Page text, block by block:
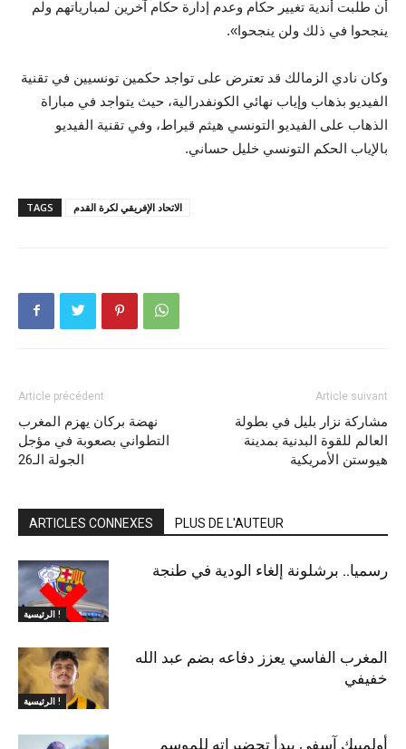
أن طلبت أندية تغيير حكام وعدم إدارة حكام آخرين لمبارياتهم ولم
ينجحوا في ذلك ولن ينجحوا».
وكان نادي الزمالك قد تعترض على تواجد حكمين تونسيين في تقنية
الفيديو بذهاب وإياب نهائي الكونفدرالية، حيث يتواجد في مباراة
الذهاب على الفيديو التونسي هيثم قيراط، وفي تقنية الفيديو
بالإياب الحكم التونسي خليل حساني.
TAGS الاتحاد الإفريقي لكرة القدم
Article précédent
نهضة بركان يهزم المغرب
التطواني بصعوبة في مؤجل
الجولة الـ26
Article suivant
مشاركة نزار بليل في بطولة
العالم للقوة البدنية بمدينة
هيوستن الأمريكية
ARTICLES CONNEXES PLUS DE L'AUTEUR
الرئيسية !
رسميا.. برشلونة إلغاء الودية في طنجة
الرئيسية !
المغرب الفاسي يعزز دفاعه بضم عبد الله
خفيفي
أولمبيك آسفي يبدأ تحضيراته للموسم